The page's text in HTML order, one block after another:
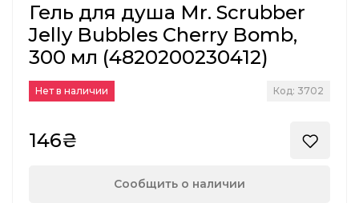
Гель для душа Mr. Scrubber
Jelly Bubbles Cherry Bomb,
300 мл (4820200230412)
Нет в наличии Код: 3702
146₴
Сообщить о наличии